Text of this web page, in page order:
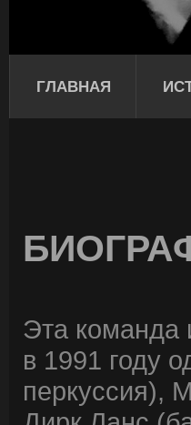
ГЛАВНАЯ
Эта команда
в 1991 году
перкуссия),